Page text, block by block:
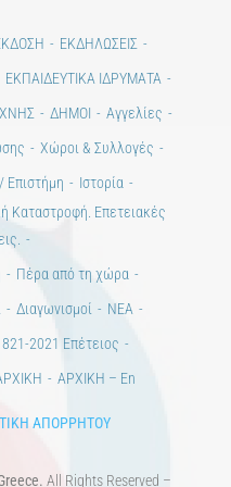
ΕΚΔΗΛΩΣΕΙΣ
ΕΚΠΑΙΔΕΥΤΙΚΑ ΙΔΡΥΜΑΤΑ
ΔΗΜΟΙ
Αγγελίες
Χώροι & Συλλογές
Επιστήμη
Ιστορία
Καταστροφή. Επετειακές
Πέρα από τη χώρα
Διαγωνισμοί
ΝΕΑ
2021 Επέτειος
ΑΡΧΙΚΗ – En
ΑΠΟΡΡΗΤΟΥ
All Rights Reserved –